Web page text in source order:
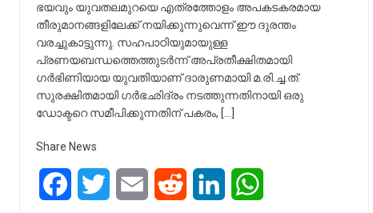
ഭയവും യുവതലമുറയെ എത്രത്തോളം അപകടകരമായ
തീരുമാനങ്ങളിലേക്ക് നയിക്കുന്നുവെന്ന് ഈ ദുരന്തം
വരച്ചുകാട്ടുന്നു. സഹപാഠിയുമായുള്ള
പ്രണയബന്ധത്തെത്തുടർന്ന് അപ്രതീക്ഷിതമായി
ഗർഭിണിയായ യുവതിയാണ് ദാരുണമായി മ.രി.ച്ച.ത്.
സുരക്ഷിതമായി ഗർഭഛിദ്രം നടത്തുന്നതിനായി ഒരു
ഡോക്ടറെ സമീപിക്കുന്നതിന് പകരം, […]
Share News
FacebookTwitter Email Reddit LinkedIn